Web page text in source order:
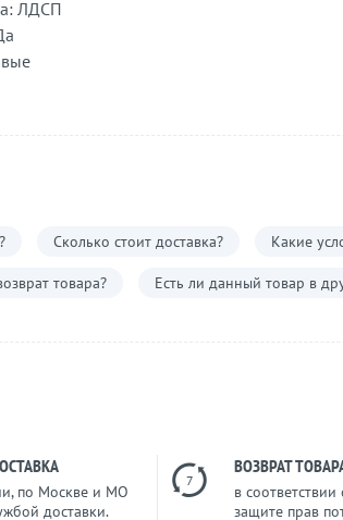
ЛДСП
Сколько стоит доставка? Какие
товара? Есть ли данный товар в
по Москве и МО
доставки.
7
ВОЗВРАТ
в
защите прав